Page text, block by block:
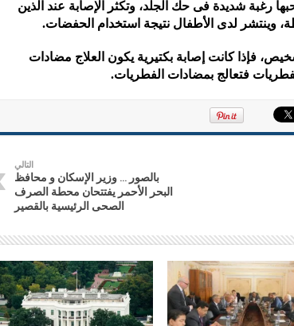
رغبة شديدة فى حك الجلد، وتكثر الإصابة عند الذين
وينتشر لدى الأطفال نتيجة استخدام الحفضات.
فإذا كانت إصابة بكتيرية يكون العلاج مضادات
فتعالج بمضادات الفطريات.
التالي
بالصور … وزير الإسكان و محافظ
البحر الأحمر يفتتحان محطة الصرف
الصحى الرئيسية بالقصير